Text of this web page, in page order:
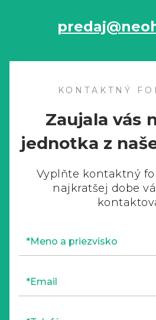
KONTAKTNÝ
Zaujala vás
jednotka z
Vyplňte kontaktný
najkratšej dobe